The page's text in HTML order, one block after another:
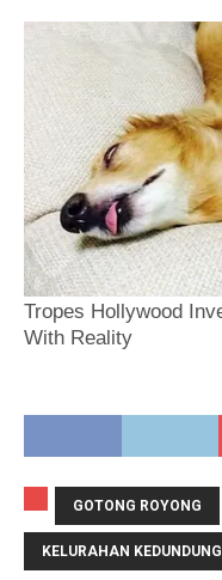
GOTONG ROYONG
KELURAHAN KEDUNDUNG